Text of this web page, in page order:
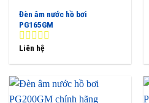
Đèn âm nước hồ bơi
PG165GM
0
5
Liên hệ